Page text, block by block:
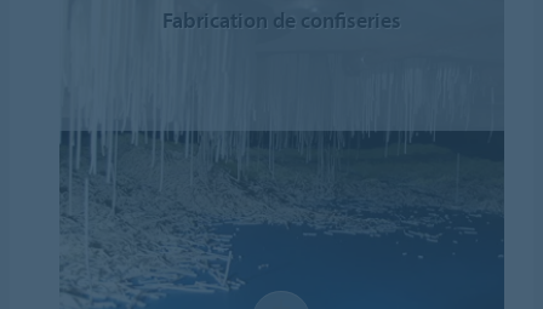
Fabrication de confiseries